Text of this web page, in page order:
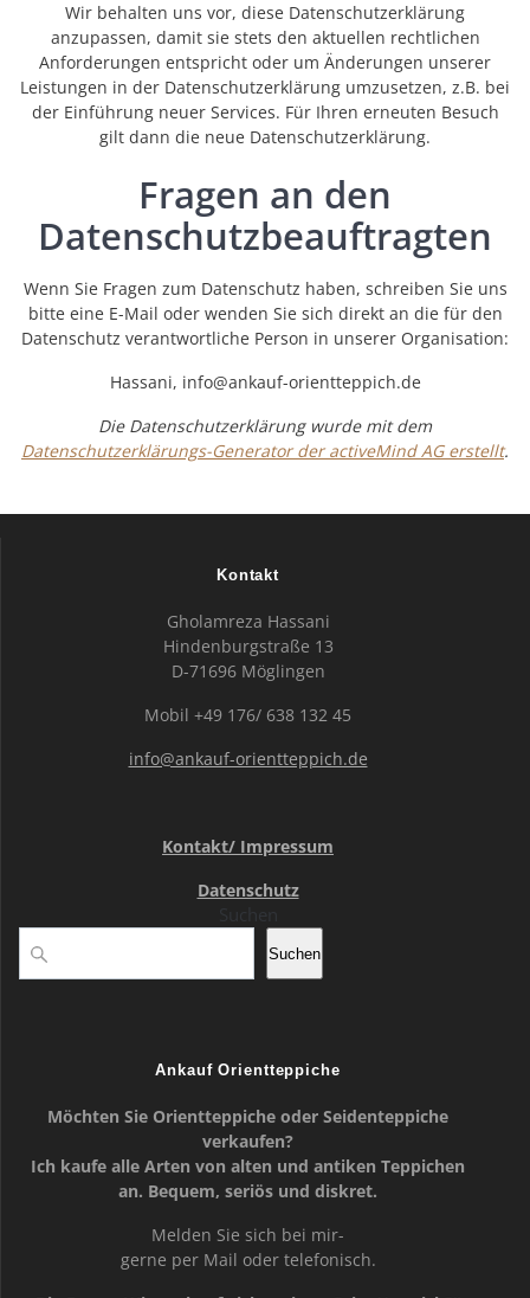
Wir behalten uns vor, diese Datenschutzerklärung
anzupassen, damit sie stets den aktuellen rechtlichen
Anforderungen entspricht oder um Änderungen unserer
Leistungen in der Datenschutzerklärung umzusetzen, z.B. bei
der Einführung neuer Services. Für Ihren erneuten Besuch
gilt dann die neue Datenschutzerklärung.
Fragen an den
Datenschutzbeauftragten
Wenn Sie Fragen zum Datenschutz haben, schreiben Sie uns
bitte eine E-Mail oder wenden Sie sich direkt an die für den
Datenschutz verantwortliche Person in unserer Organisation:
Hassani, info@ankauf-orientteppich.de
Die Datenschutzerklärung wurde mit dem
Datenschutzerklärungs-Generator der activeMind AG erstellt.
Kontakt
Gholamreza Hassani
Hindenburgstraße 13
D-71696 Möglingen
Mobil +49 176/ 638 132 45
info@ankauf-orientteppich.de
Kontakt/ Impressum
Datenschutz
Suchen
Suchen
Ankauf Orientteppiche
Möchten Sie Orientteppiche oder Seidenteppiche
verkaufen?
Ich kaufe alle Arten von alten und antiken Teppichen
an. Bequem, seriös und diskret.
Melden Sie sich bei mir-
gerne per Mail oder telefonisch.